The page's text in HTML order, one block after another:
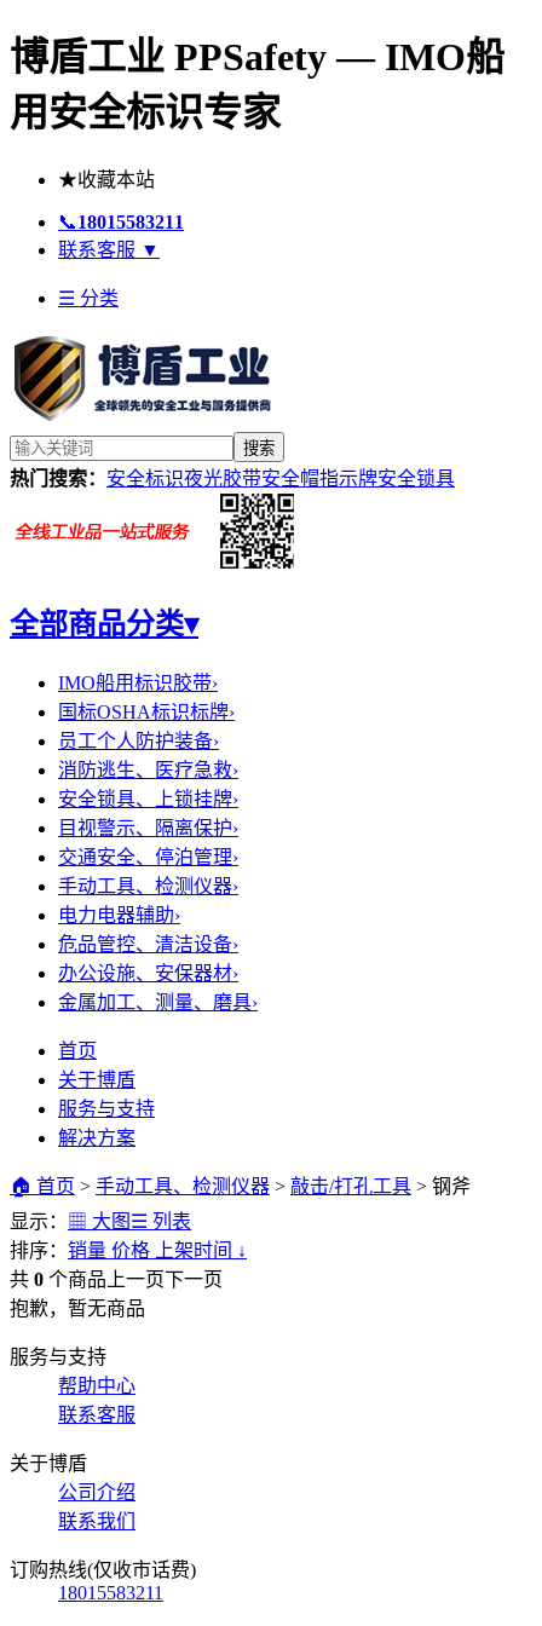
博盾工业 PPSafety — IMO船
用安全标识专家
★收藏本站
📞18015583211
联系客服 ▼
☰ 分类
搜索
热门搜索： 安全标识夜光胶带安全帽指示牌安全锁具
全部商品分类▾
IMO船用标识胶带›
国标OSHA标识标牌›
员工个人防护装备›
消防逃生、医疗急救›
安全锁具、上锁挂牌›
目视警示、隔离保护›
交通安全、停泊管理›
手动工具、检测仪器›
电力电器辅助›
危品管控、清洁设备›
办公设施、安保器材›
金属加工、测量、磨具›
首页
关于博盾
服务与支持
解决方案
🏠 首页 > 手动工具、检测仪器 > 敲击/打孔工具 > 钢斧
显示：
▦ 大图 ☰ 列表
排序： 销量 价格 上架时间 ↓
共 0 个商品 上一页下一页
抱歉，暂无商品
服务与支持
帮助中心
联系客服
关于博盾
公司介绍
联系我们
订购热线(仅收市话费)
18015583211